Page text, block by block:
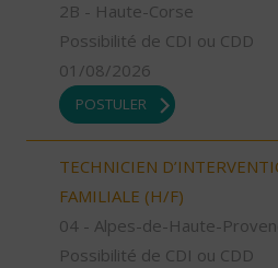
2B - Haute-Corse
Possibilité de CDI ou CDD
01/08/2026
POSTULER
TECHNICIEN
FAMILIALE (H/F)
04 - Alpes-de-Haute-
Possibilité de CDI ou CDD